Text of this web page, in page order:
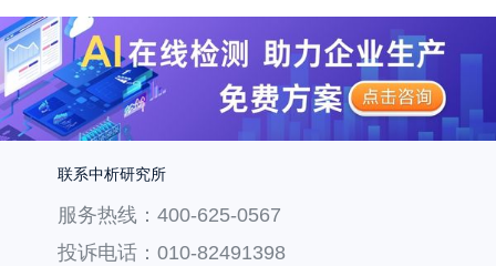
联系中析研究所
服务热线：400-625-0567
投诉电话：010-82491398